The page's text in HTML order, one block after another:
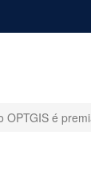
OPTGIS é